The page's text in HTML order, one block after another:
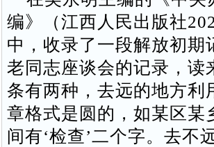
编》（江西人民出版社
中，收录了一段解放初
老同志座谈会的记录，读
条有两种，去远的地方利
章格式是圆的，如某区某
间有‘检查’二个字。去不